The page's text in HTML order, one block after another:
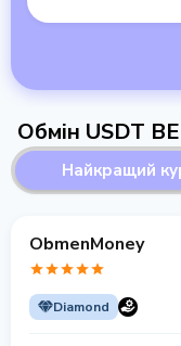
Обмін USDT
Найкращий
ObmenMoney
Diamond